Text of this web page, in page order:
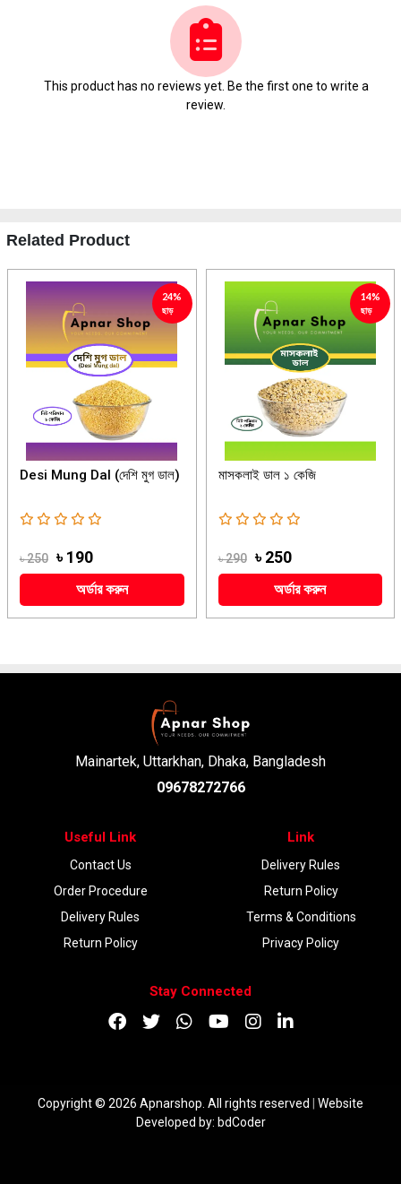
This product has no reviews yet. Be the first one to write a
review.
Related Product
24%
ছাড়
Desi Mung Dal (দেশি মুগ ডাল)
৳ 250 ৳ 190
অর্ডার করুন
14%
ছাড়
মাসকলাই ডাল ১ কেজি
৳ 290 ৳ 250
অর্ডার করুন
Mainartek, Uttarkhan, Dhaka, Bangladesh
09678272766
Useful Link
Contact Us
Order Procedure
Delivery Rules
Return Policy
Link
Delivery Rules
Return Policy
Terms & Conditions
Privacy Policy
Stay Connected
Copyright © 2026 Apnarshop. All rights reserved
Website
Developed by: bdCoder